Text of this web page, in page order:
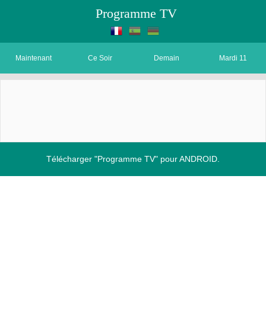
Programme TV
Maintenant Ce Soir Demain Mardi 11
Télécharger "Programme TV" pour ANDROID.